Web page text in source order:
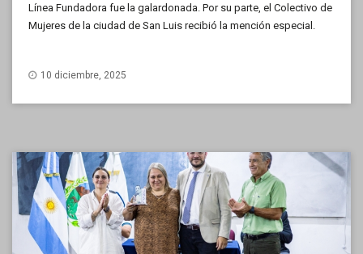
Línea Fundadora fue la galardonada. Por su parte, el Colectivo de
Mujeres de la ciudad de San Luis recibió la mención especial.
10 diciembre, 2025